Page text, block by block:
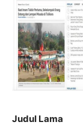
Judul Lama